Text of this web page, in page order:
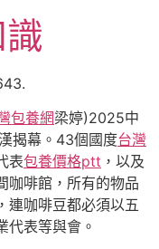
包養網梁婷)2025中
揭幕。43個國度台灣
表包養價格ptt ，以及
咖啡館，所有的物品
連咖啡豆都必須以五
代表等與會。